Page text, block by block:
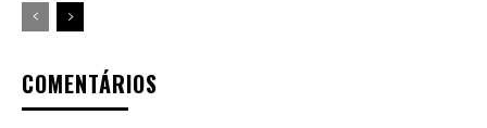
COMENTÁRIOS